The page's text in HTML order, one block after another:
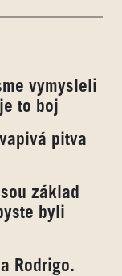
vymysleli
to boj
pitva
základ
byli
Rodrigo.